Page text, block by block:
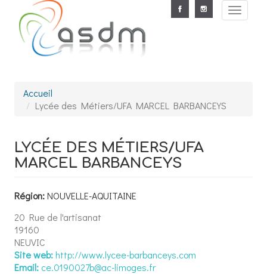
Aller au contenu principal
Toggle
Accueil
Lycée des Métiers/UFA MARCEL BARBANCEYS
LYCÉE DES MÉTIERS/UFA
MARCEL BARBANCEYS
Région:NOUVELLE-AQUITAINE
20 Rue de l'artisanat
19160
NEUVIC
Site web:http://www.lycee-barbanceys.com
Email: ce.0190027b@ac-limoges.fr